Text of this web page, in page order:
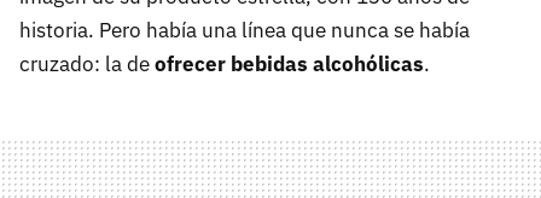
historia. Pero había una línea que nunca se había
cruzado: la deofrecer bebidas alcohólicas.